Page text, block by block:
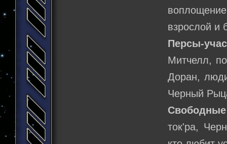
взрослой и
Персы-
Митчелл,
Доран,
Черный
ток'ра,